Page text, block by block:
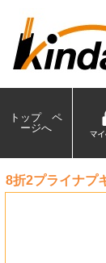
トップ ペ
ージへ
8折2プライナプ